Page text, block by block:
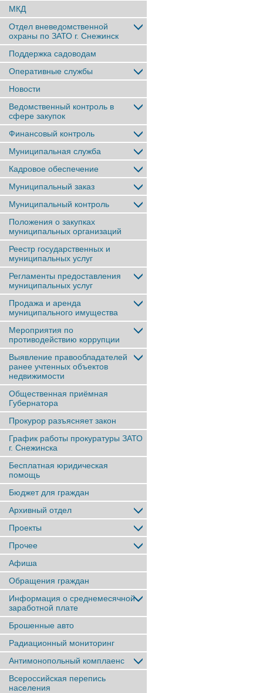
МКД
Отдел вневедомственной
охраны по ЗАТО г. Снежинск
Поддержка садоводам
Оперативные службы
Новости
Ведомственный контроль в
сфере закупок
Финансовый контроль
Муниципальная служба
Кадровое обеспечение
Муниципальный заказ
Муниципальный контроль
Положения о закупках
муниципальных организаций
Реестр государственных и
муниципальных услуг
Регламенты предоставления
муниципальных услуг
Продажа и аренда
муниципального имущества
Мероприятия по
противодействию коррупции
Выявление правообладателей
ранее учтенныx объектов
недвижимости
Общественная приёмная
Губернатора
Прокурор разъясняет закон
График работы прокуратуры ЗАТО
г. Снежинска
Бесплатная юридическая
помощь
Бюджет для граждан
Архивный отдел
Проекты
Прочее
Афиша
Обращения граждан
Информация о среднемесячной
заработной плате
Брошенные авто
Радиационный мониторинг
Антимонопольный комплаенс
Всероссийская перепись
населения